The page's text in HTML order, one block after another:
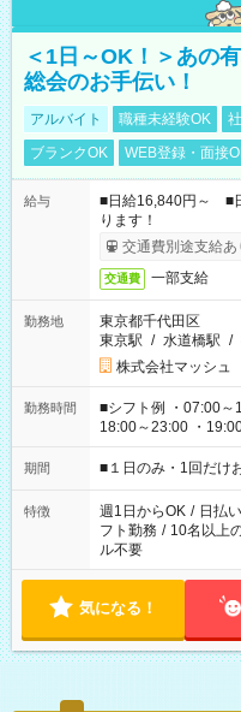
＜1日～OK！＞あの
総会のお手伝い！
アルバイト 職種未経験OK
ブランクOK
WEB登録・面接
給与
■日給16,840円～ ■
ります！
交通費別途支給あ
交通費 一部支給
勤務地
東京都千代田区
東京駅 / 水道橋駅 /
株式会社マッシュ
勤務時間
■シフト例 ・07:00～
18:00～23:00 ・
etc ★最短で3時間で5,120円のお仕事から 15時間で2万円近く稼
げるお仕事も！ ご希望のお時間に合わせてご紹介！ ※シフトは
ください！
期間 ■１日のみ・1回だけ
特徴 週1日からOK / 日払
フト勤務 / 10名以上
ル不要
気になる！